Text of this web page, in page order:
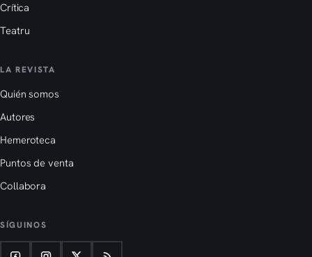
Crítica
Teatru
LA REVISTA
Quién somos
Autores
Hemeroteca
Puntos de venta
Collabora
SÍGUINOS